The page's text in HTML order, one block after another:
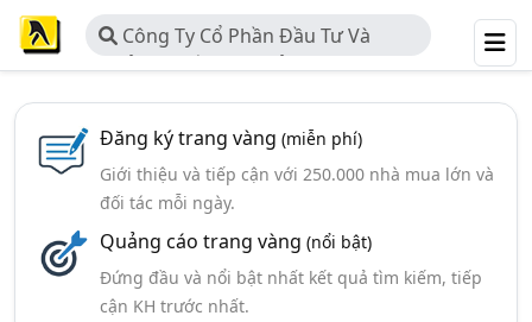
Công Ty Cổ Phần Đầu Tư Và
Quản Lý Bất Động Sản UDIC
Đăng ký trang vàng (miễn phí)
Giới thiệu và tiếp cận với 250.000 nhà mua lớn và
đối tác mỗi ngày.
Quảng cáo trang vàng (nổi bật)
Đứng đầu và nổi bật nhất kết quả tìm kiếm, tiếp
cận KH trước nhất.